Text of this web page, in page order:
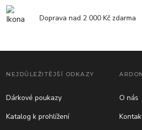
Doprava nad 2 000 Kč zdarma
NEJDŮLEŽITĚJŠÍ ODKAZY
Dárkové poukazy
Katalog k prohlížení
O nás